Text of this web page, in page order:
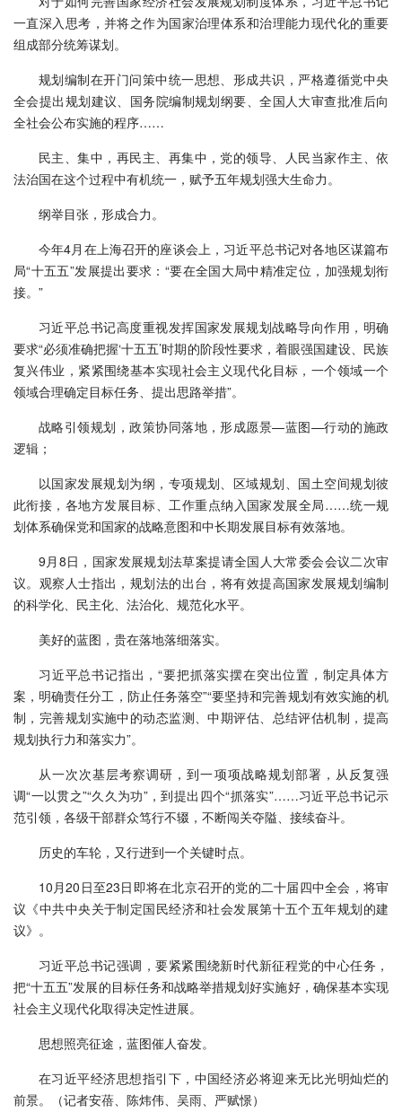
一直深入思考，并将之作为国家治理体系和治理能力现代化的重要
组成部分统筹谋划。
规划编制在开门问策中统一思想、形成共识，严格遵循党中央
全会提出规划建议、国务院编制规划纲要、全国人大审查批准后向
全社会公布实施的程序……
民主、集中，再民主、再集中，党的领导、人民当家作主、依
法治国在这个过程中有机统一，赋予五年规划强大生命力。
纲举目张，形成合力。
今年4月在上海召开的座谈会上，习近平总书记对各地区谋篇布
局“十五五”发展提出要求：“要在全国大局中精准定位，加强规划衔
接。”
习近平总书记高度重视发挥国家发展规划战略导向作用，明确
要求“必须准确把握‘十五五’时期的阶段性要求，着眼强国建设、民族
复兴伟业，紧紧围绕基本实现社会主义现代化目标，一个领域一个
领域合理确定目标任务、提出思路举措”。
战略引领规划，政策协同落地，形成愿景—蓝图—行动的施政
逻辑；
以国家发展规划为纲，专项规划、区域规划、国土空间规划彼
此衔接，各地方发展目标、工作重点纳入国家发展全局……统一规
划体系确保党和国家的战略意图和中长期发展目标有效落地。
9月8日，国家发展规划法草案提请全国人大常委会会议二次审
议。观察人士指出，规划法的出台，将有效提高国家发展规划编制
的科学化、民主化、法治化、规范化水平。
美好的蓝图，贵在落地落细落实。
习近平总书记指出，“要把抓落实摆在突出位置，制定具体方
案，明确责任分工，防止任务落空”“要坚持和完善规划有效实施的机
制，完善规划实施中的动态监测、中期评估、总结评估机制，提高
规划执行力和落实力”。
从一次次基层考察调研，到一项项战略规划部署，从反复强
调“一以贯之”“久久为功”，到提出四个“抓落实”……习近平总书记示
范引领，各级干部群众笃行不辍，不断闯关夺隘、接续奋斗。
历史的车轮，又行进到一个关键时点。
10月20日至23日即将在北京召开的党的二十届四中全会，将审
议《中共中央关于制定国民经济和社会发展第十五个五年规划的建
议》。
习近平总书记强调，要紧紧围绕新时代新征程党的中心任务，
把“十五五”发展的目标任务和战略举措规划好实施好，确保基本实现
社会主义现代化取得决定性进展。
思想照亮征途，蓝图催人奋发。
在习近平经济思想指引下，中国经济必将迎来无比光明灿烂的
前景。（记者安蓓、陈炜伟、吴雨、严赋憬）